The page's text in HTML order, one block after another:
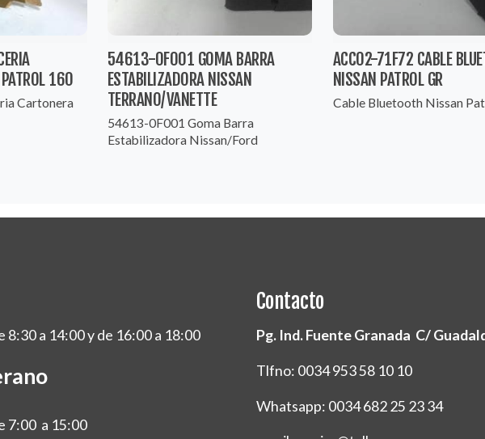
160
Cartonera
54613-0F001 GOMA BARRA
ESTABILIZADORA NISSAN
TERRANO/VANETTE
54613-0F001 Goma Barra
Estabilizadora Nissan/Ford
ACC02-71F72 CABLE
NISSAN PATROL GR
Cable Bluetooth Nissan
8:30 a 14:00 y de 16:00 a 18:00
7:00 a 15:00
Contacto
Pg. Ind. Fuente Granada C/
Tlfno: 0034 953 58 10 10
Whatsapp: 0034 682 25 23 34